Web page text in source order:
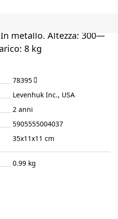
metallo. Altezza: 300—
8 kg
78395
Levenhuk Inc., USA
2 anni
5905555004037
35x11x11 cm
0.99 kg